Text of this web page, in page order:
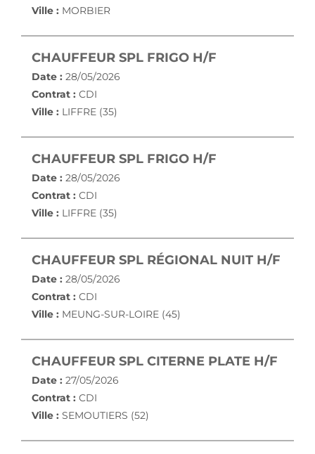
Ville : MORBIER
CHAUFFEUR SPL FRIGO H/F
Date : 28/05/2026
Contrat : CDI
Ville : LIFFRE (35)
CHAUFFEUR SPL FRIGO H/F
Date : 28/05/2026
Contrat : CDI
Ville : LIFFRE (35)
CHAUFFEUR SPL RÉGIONAL NUIT H/F
Date : 28/05/2026
Contrat : CDI
Ville : MEUNG-SUR-LOIRE (45)
CHAUFFEUR SPL CITERNE PLATE H/F
Date : 27/05/2026
Contrat : CDI
Ville : SEMOUTIERS (52)